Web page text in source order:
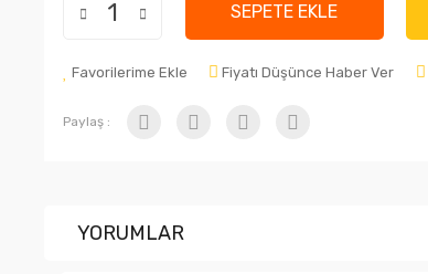
SEPETE EKLE
Favorilerime Ekle Fiyatı Düşünce Haber Ver
Paylaş :
YORUMLAR